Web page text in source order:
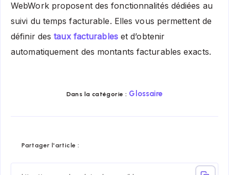
WebWork proposent des fonctionnalités dédiées au
suivi du temps facturable. Elles vous permettent de
définir destaux facturableset d’obtenir
automatiquement des montants facturables exacts.
Dans la catégorie : Glossaire
Partager l'article :